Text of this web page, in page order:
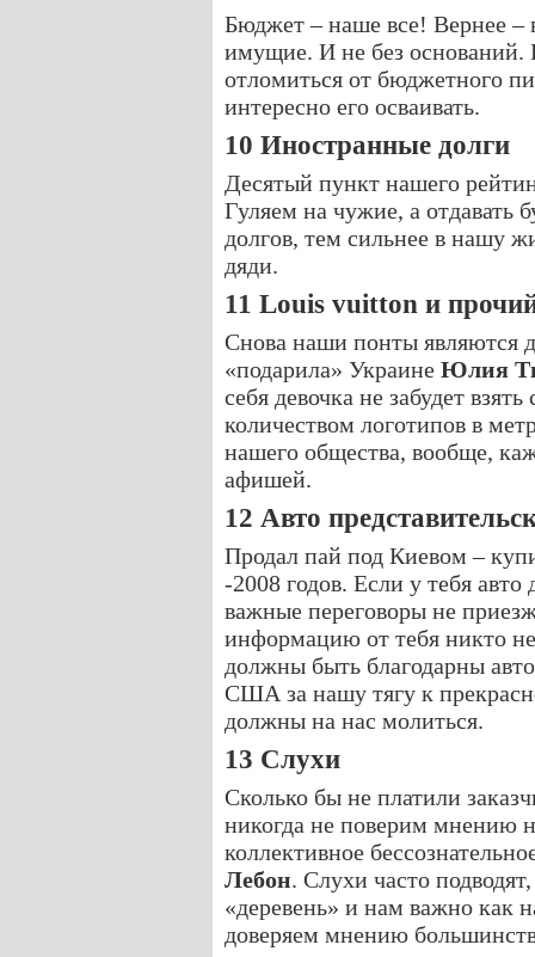
Бюджет – наше все! Вернее –
имущие. И не без оснований.
отломиться от бюджетного
интересно его осваивать.
10 Иностранные долги
Десятый пункт нашего
Гуляем на чужие, а отдавать
долгов, тем сильнее в нашу
дяди.
11 Louis vuitton и
Снова наши понты являются
«подарила» Украине Юлия
себя девочка не забудет
количеством логотипов в
нашего общества, вообще,
афишей.
12 Авто
Продал пай под Киевом –
-2008 годов. Если у тебя
важные переговоры не
информацию от тебя никто
должны быть благодарны
США за нашу тягу к
должны на нас молиться.
13 Слухи
Сколько бы не платили
никогда не поверим мнению
коллективное
Лебон. Слухи часто
«деревень» и нам важно как
доверяем мнению